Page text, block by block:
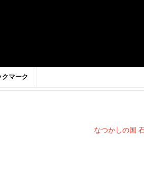
クマーク
なつかしの国